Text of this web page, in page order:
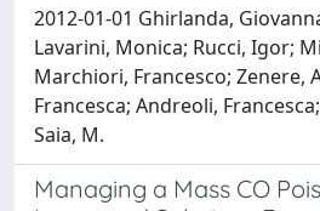
2012-01-01 Ghirlanda,
Lavarini, Monica; Rucci, Igor;
Marchiori, Francesco; Zenere,
Francesca; Andreoli,
Saia, M.
Managing a Mass CO